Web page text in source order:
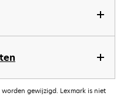
gewijzigd. Lexmark is niet